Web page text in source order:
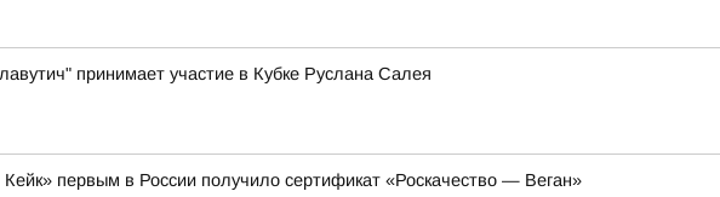
принимает участие в Кубке Руслана Салея
первым в России получило сертификат «Роскачество — Веган»